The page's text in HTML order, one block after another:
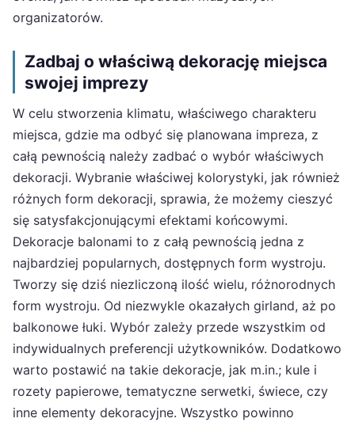
organizatorów.
Zadbaj o właściwą dekorację miejsca
swojej imprezy
W celu stworzenia klimatu, właściwego charakteru
miejsca, gdzie ma odbyć się planowana impreza, z
całą pewnością należy zadbać o wybór właściwych
dekoracji. Wybranie właściwej kolorystyki, jak również
różnych form dekoracji, sprawia, że możemy cieszyć
się satysfakcjonującymi efektami końcowymi.
Dekoracje balonami to z całą pewnością jedna z
najbardziej popularnych, dostępnych form wystroju.
Tworzy się dziś niezliczoną ilość wielu, różnorodnych
form wystroju. Od niezwykle okazałych girland, aż po
balkonowe łuki. Wybór zależy przede wszystkim od
indywidualnych preferencji użytkowników. Dodatkowo
warto postawić na takie dekoracje, jak m.in.; kule i
rozety papierowe, tematyczne serwetki, świece, czy
inne elementy dekoracyjne. Wszystko powinno